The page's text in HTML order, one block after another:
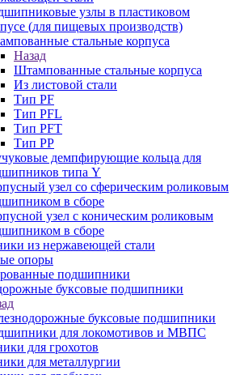
узлы в пластиковом
(для пищевых производств)
стальные корпуса
Назад
Штампованные стальные корпуса
Из листовой стали
Тип PF
Тип PFL
Тип PFT
Тип PP
демпфирующие кольца для
типа Y
узел со сферическим роликовым
в сборе
узел с коническим роликовым
в сборе
из нержавеющей стали
опоры
подшипники
буксовые подшипники
буксовые подшипники
для локомотивов и МВПС
для грохотов
для металлургии